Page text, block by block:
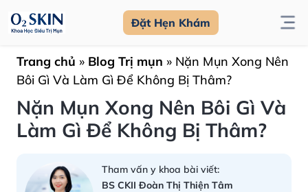
Đặt Hẹn Khám
Trang chủ » Blog Trị mụn » Nặn Mụn Xong Nên
Bôi Gì Và Làm Gì Để Không Bị Thâm?
Nặn Mụn Xong Nên Bôi Gì Và
Làm Gì Để Không Bị Thâm?
Tham vấn y khoa bài viết:
BS CKII Đoàn Thị Thiện Tâm